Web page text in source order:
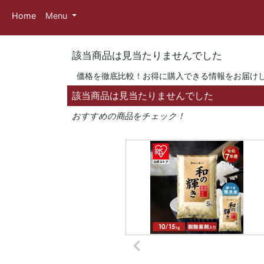
Home Menu
該当商品は見当たりませんでした
価格を徹底比較！お得に購入できる情報をお届け
該当商品は見当たりませんでした
おすすめの商品をチェック！